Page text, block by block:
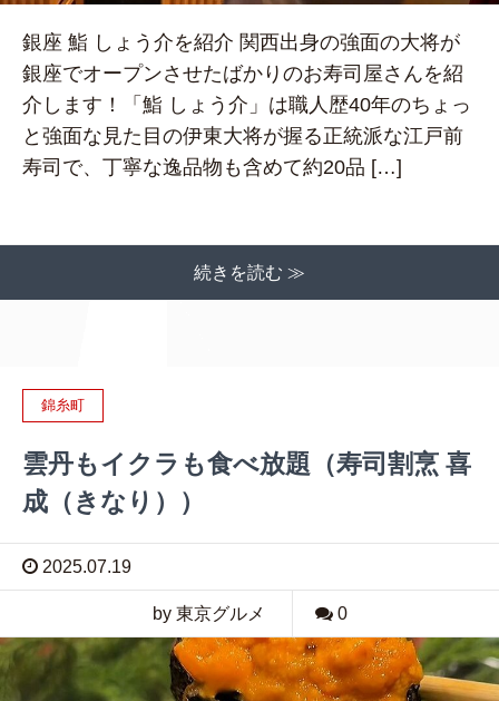
銀座 鮨 しょう介を紹介 関西出身の強面の大将が
銀座でオープンさせたばかりのお寿司屋さんを紹
介します！「鮨 しょう介」は職人歴40年のちょっ
と強面な見た目の伊東大将が握る正統派な江戸前
寿司で、丁寧な逸品物も含めて約20品 […]
続きを読む ≫
錦糸町
雲丹もイクラも食べ放題（寿司割烹 喜
成（きなり））
2025.07.19
by 東京グルメ 0